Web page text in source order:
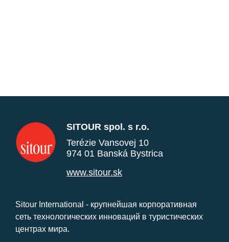
SITOUR spol. s r.o.
Terézie Vansovej 10
974 01 Banská Bystrica
www.sitour.sk
Sitour International - крупнейшая корпоративная
сеть технологических инноваций в туристических
центрах мира.